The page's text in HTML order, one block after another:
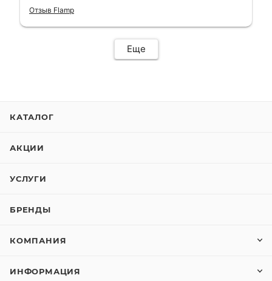
гарантии, поэтому и обратился в этот
Отзыв Flamp
Еще
КАТАЛОГ
АКЦИИ
УСЛУГИ
БРЕНДЫ
КОМПАНИЯ
ИНФОРМАЦИЯ